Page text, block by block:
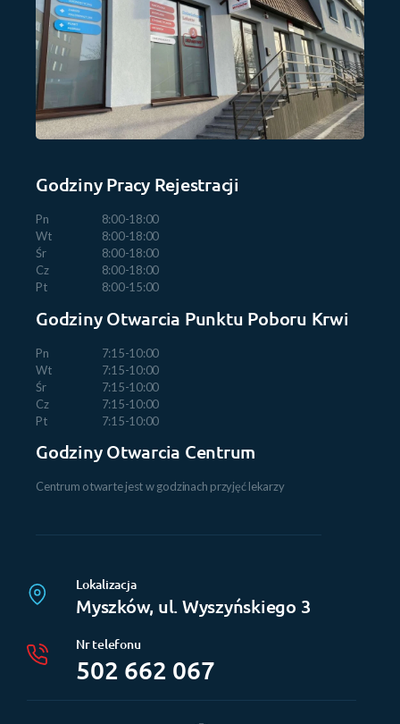
Godziny Pracy Rejestracji
Pn
Wt
Śr
Cz
Pt
8:00-18:00
8:00-18:00
8:00-18:00
8:00-18:00
8:00-15:00
Godziny Otwarcia Punktu Poboru Krwi
Pn
Wt
Śr
Cz
Pt
7:15-10:00
7:15-10:00
7:15-10:00
7:15-10:00
7:15-10:00
Godziny Otwarcia Centrum
Centrum otwarte jest w godzinach przyjęć lekarzy
Lokalizacja
Myszków, ul. Wyszyńskiego 3
Nr telefonu
502 662 067